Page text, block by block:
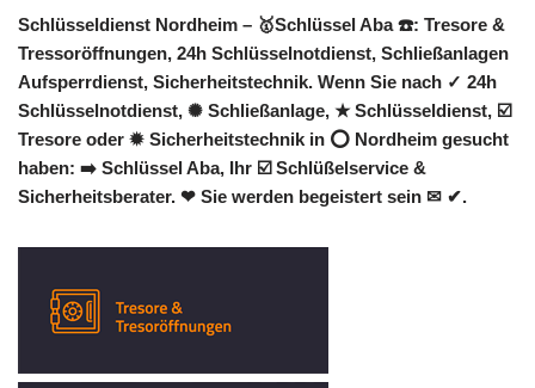
Schlüsseldienst Nordheim – 🥇Schlüssel Aba ☎️: Tresore &
Tressoröffnungen, 24h Schlüsselnotdienst, Schließanlagen
Aufsperrdienst, Sicherheitstechnik. Wenn Sie nach ✓ 24h
Schlüsselnotdienst, ✺ Schließanlage, ★ Schlüsseldienst, ☑️
Tresore oder ✹ Sicherheitstechnik in ⭕ Nordheim gesucht
haben: ➡️ Schlüssel Aba, Ihr ☑️ Schlüßelservice &
Sicherheitsberater. ❤ Sie werden begeistert sein ✉ ✔.